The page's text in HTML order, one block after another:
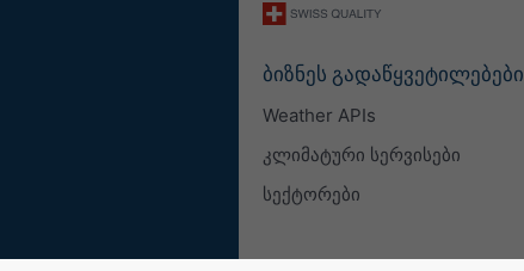
ბიზნეს გადაწყვეტილებები
Weather APIs
კლიმატური სერვისები
სექტორები